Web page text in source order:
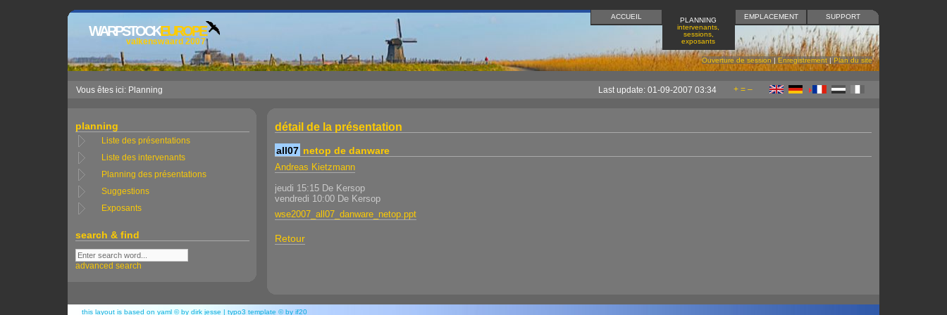
Ouverture de session | Enregistrement |Plan du site
WARPSTOCKEUROPE
valkenswaard 2007
SUPPORT
EMPLACEMENT
PLANNING
intervenants,
sessions,
exposants
ACCUEIL
Vous êtes ici: Planning + = –
Last update: 01-09-2007 03:34
planning
Liste des présentations
Liste des intervenants
Planning des présentations
Suggestions
Exposants
search & find
advanced search
détail de la présentation
all07 netop de danware
Andreas Kietzmann
jeudi 15:15 De Kersop
vendredi 10:00 De Kersop
wse2007_all07_danware_netop.ppt
Retour
this layout is based onyaml © bydirk jesse | typo3 template © byif20